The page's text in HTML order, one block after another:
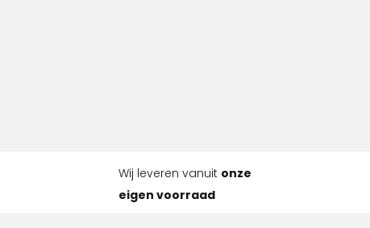
Wij leveren vanuit onze
eigen voorraad